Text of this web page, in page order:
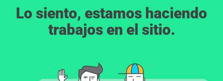
Lo siento, estamos haciendo
trabajos en el sitio.